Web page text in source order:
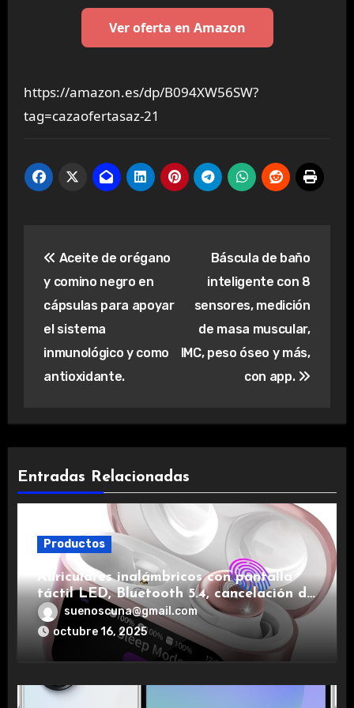
Ver oferta en Amazon
https://amazon.es/dp/B094XW56SW?
tag=cazaofertasaz-21
de
entradas
Aceite de orégano
y comino negro en
cápsulas para apoyar
el sistema
inmunológico y como
antioxidante.
Báscula de baño
inteligente con 8
sensores, medición
de masa muscular,
IMC, peso óseo y más,
con app.
Entradas Relacionadas
Productos
Auriculares inalámbricos con pantalla
táctil LED, Bluetooth 5.4, cancelación de
ruido, impermeables y de larga duración.
suenoscuna@gmail.com
octubre 16, 2025